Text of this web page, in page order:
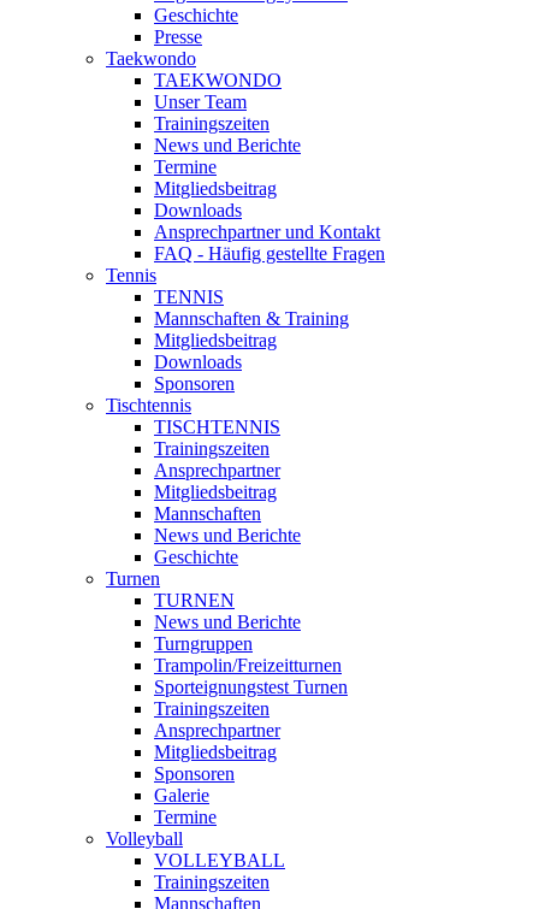
Geschichte
Presse
Taekwondo
TAEKWONDO
Unser Team
Trainingszeiten
News und Berichte
Termine
Mitgliedsbeitrag
Downloads
Ansprechpartner und Kontakt
FAQ - Häufig gestellte Fragen
Tennis
TENNIS
Mannschaften & Training
Mitgliedsbeitrag
Downloads
Sponsoren
Tischtennis
TISCHTENNIS
Trainingszeiten
Ansprechpartner
Mitgliedsbeitrag
Mannschaften
News und Berichte
Geschichte
Turnen
TURNEN
News und Berichte
Turngruppen
Trampolin/Freizeitturnen
Sporteignungstest Turnen
Trainingszeiten
Ansprechpartner
Mitgliedsbeitrag
Sponsoren
Galerie
Termine
Volleyball
VOLLEYBALL
Trainingszeiten
Mannschaften